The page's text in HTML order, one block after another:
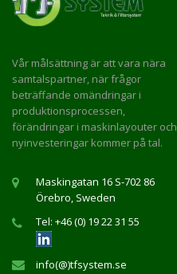
Vår målsättning är att vara nära
samtalspartner, när frågor
beträffande omändringar i
produktionsprocessen,
förändringar i maskinlayouter och
nyinvesteringar kommer på tal.
Maskingatan 16 S-702 86
Örebro, Sweden
Tel: +46 (0) 19 22 31 55
info(@)tfsystem.se